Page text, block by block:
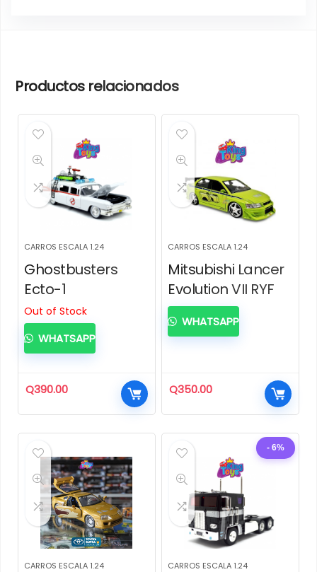
Productos relacionados
CARROS ESCALA 1.24
Ghostbusters
Ecto-1
Out of Stock
Q390.00
WHATSAPP
CARROS ESCALA 1.24
Mitsubishi Lancer
Evolution VII RYF
Q350.00
WHATSAPP
CARROS ESCALA 1.24
- 6%
CARROS ESCALA 1.24